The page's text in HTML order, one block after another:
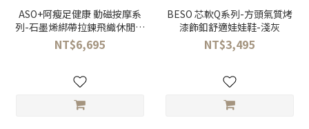
ASO+阿瘦足健康 動磁按摩系
列-石墨烯綁帶拉鍊飛織休閒女
鞋-黑色
NT$6,695
BESO 芯軟Q系列-方頭氣質烤
漆飾釦舒適娃娃鞋-淺灰
NT$3,495